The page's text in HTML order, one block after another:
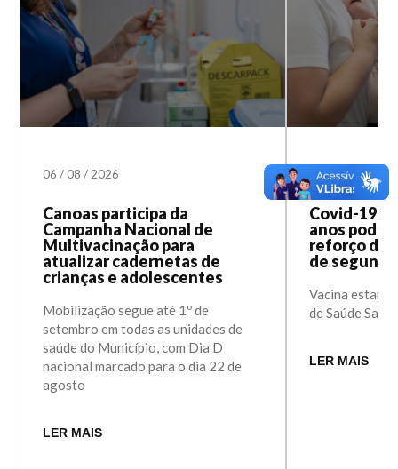
06/08/ 2026
Canoas participa da
Campanha Nacional de
Multivacinação para
atualizar cadernetas de
crianças e adolescentes
Mobilização segue até 1º de
setembro em todas as unidades de
saúde do Município, com Dia D
nacional marcado para o dia 22 de
agosto
LER MAIS
02/06/ 2023
Covid-19:
anos
reforço da
de
Vacina estará
de Saúde
LER MAIS